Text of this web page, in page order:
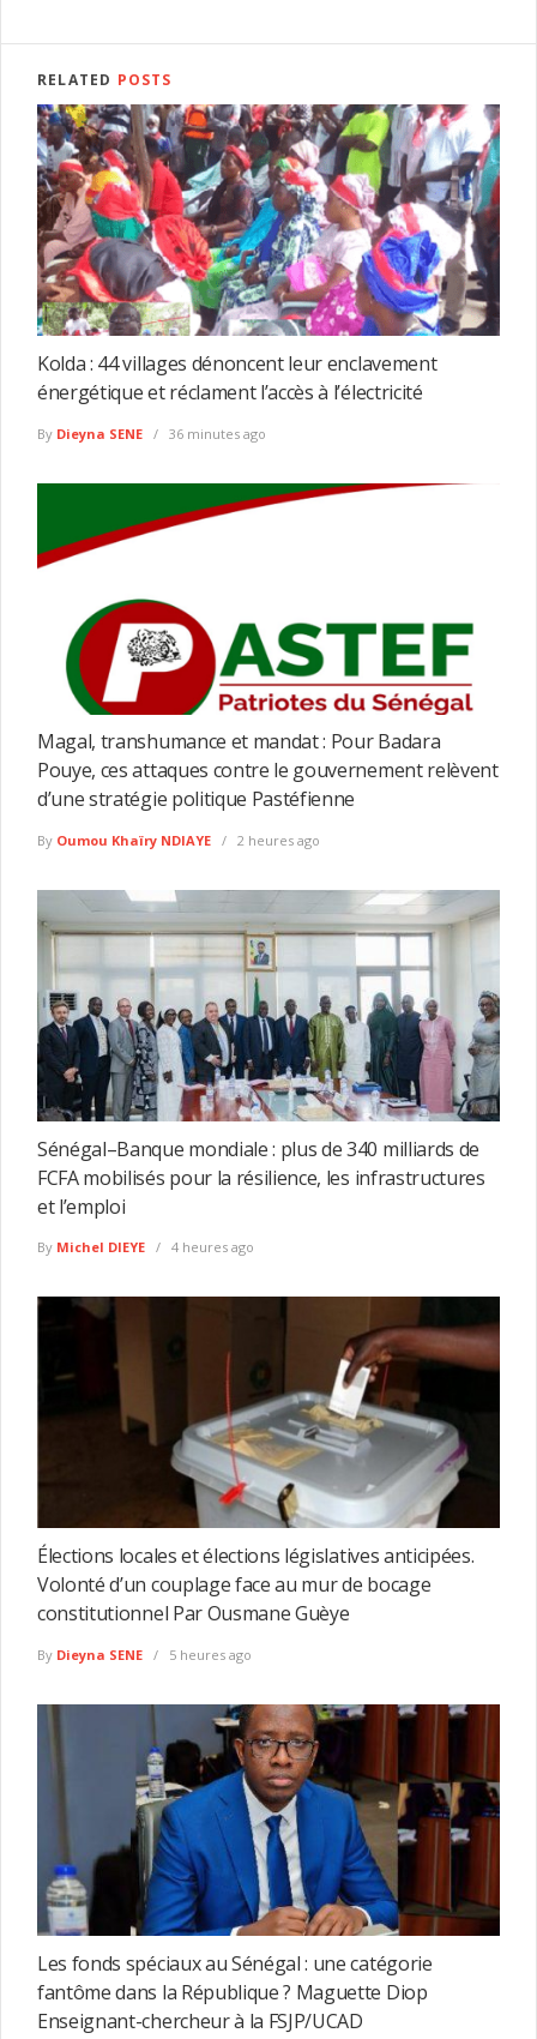
RELATED POSTS
Kolda : 44 villages dénoncent leur enclavement
énergétique et réclament l’accès à l’électricité
By Dieyna SENE 36 minutes ago
Magal, transhumance et mandat : Pour Badara
Pouye, ces attaques contre le gouvernement relèvent
d’une stratégie politique Pastéfienne
By Oumou Khaïry NDIAYE 2 heures ago
Sénégal–Banque mondiale : plus de 340 milliards de
FCFA mobilisés pour la résilience, les infrastructures
et l’emploi
By Michel DIEYE 4 heures ago
Élections locales et élections législatives anticipées.
Volonté d’un couplage face au mur de bocage
constitutionnel Par Ousmane Guèye
By Dieyna SENE 5 heures ago
Les fonds spéciaux au Sénégal : une catégorie
fantôme dans la République ? Maguette Diop
Enseignant-chercheur à la FSJP/UCAD